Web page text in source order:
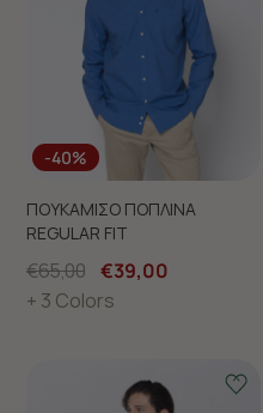
-40%
ΠΟΥΚΑΜΙΣΟ ΠΟΠΛΙΝΑ
REGULAR FIT
€65,00 €39,00
+ 3 Colors